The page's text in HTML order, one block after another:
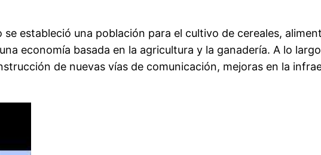
estableció una población para el cultivo de cereales,
economía basada en la agricultura y la ganadería. A lo
de nuevas vías de comunicación, mejoras en la